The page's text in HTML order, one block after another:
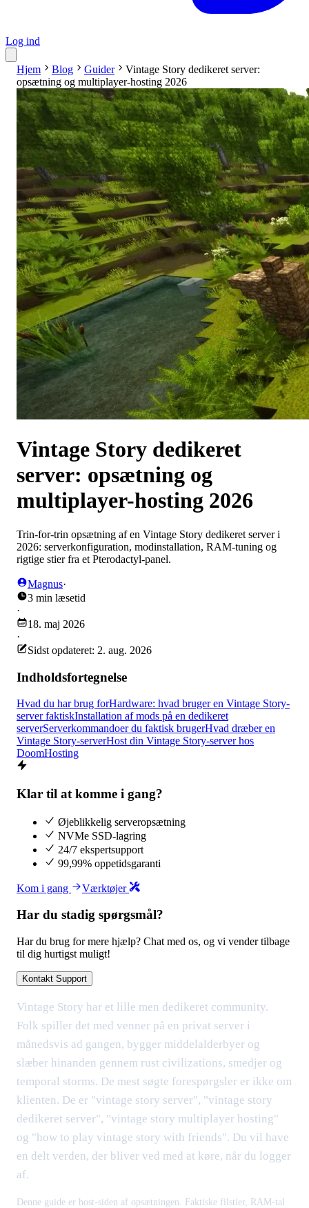
Log ind
Hjem Blog Guider
Vintage Story dedikeret server:
opsætning og multiplayer-hosting 2026
Vintage Story dedikeret
server: opsætning og
multiplayer-hosting 2026
Trin-for-trin opsætning af en Vintage Story dedikeret server i
2026: serverkonfiguration, modinstallation, RAM-tuning og
rigtige stier fra et Pterodactyl-panel.
Magnus·
3 min læsetid
·
18. maj 2026
·
Sidst opdateret: 2. aug. 2026
Indholdsfortegnelse
Hvad du har brug forHardware: hvad bruger en Vintage Story-
server faktiskInstallation af mods på en dedikeret
serverServerkommandoer du faktisk brugerHvad dræber en
Vintage Story-serverHost din Vintage Story-server hos
DoomHosting
Klar til at komme i gang?
Øjeblikkelig serveropsætning
NVMe SSD-lagring
24/7 ekspertsupport
99,99% oppetidsgaranti
Kom i gang Værktøjer
Har du stadig spørgsmål?
Har du brug for mere hjælp? Chat med os, og vi vender tilbage
til dig hurtigst muligt!
Kontakt Support
Vintage Story har et lille men dedikeret community.
Folk spiller det med venner på en privat server i
månedsvis ad gangen, bygger middelalderbyer og
slæber hinanden gennem rust civilizations, smedjer og
temporal storms. De mest søgte forespørgsler er ikke om
klienten. De er "vintage story server", "vintage story
dedikeret server", "vintage story multiplayer hosting"
og "how to play vintage story with friends". Du vil have
en delt verden, der bliver ved med at køre, når du logger
af.
Denne guide er host-siden af opsætningen. Faktiske filstier, RAM-tal